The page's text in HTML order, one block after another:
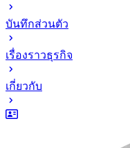
บันทึกส่วนตัว
เรื่องราวธุรกิจ
เกี่ยวกับ